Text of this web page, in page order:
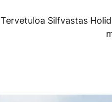
Tervetuloa Silfvastas